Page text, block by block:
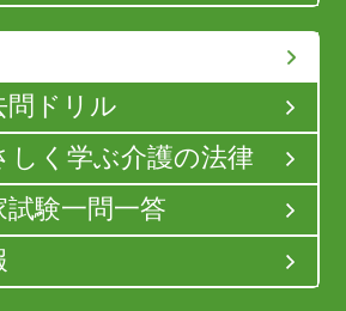
問ドリル
しく学ぶ介護の法律
験一問一答